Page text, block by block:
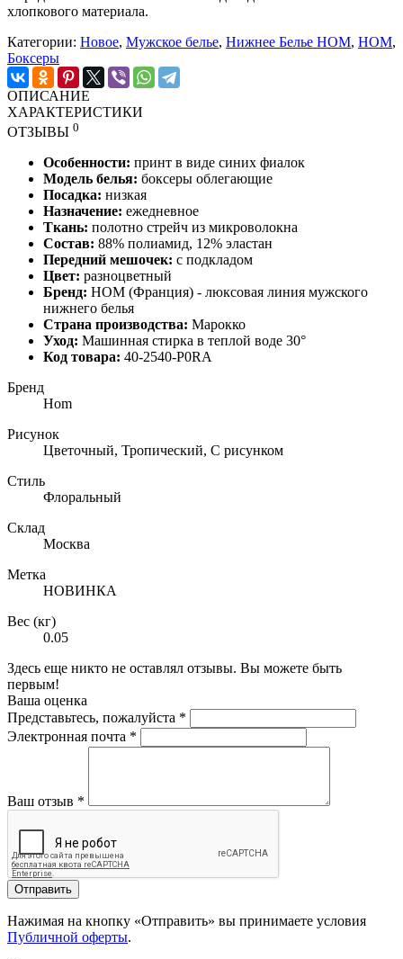
хлопкового материала.
Категории: Новое, Мужское белье, Нижнее Белье HOM, HOM,
Боксеры
ОПИСАНИЕ
ХАРАКТЕРИСТИКИ
ОТЗЫВЫ 0
Особенности: принт в виде синих фиалок
Модель белья: боксеры облегающие
Посадка: низкая
Назначение: ежедневное
Ткань: полотно стрейч из микроволокна
Состав: 88% полиамид, 12% эластан
Передний мешочек: с подкладом
Цвет: разноцветный
Бренд: HOM (Франция) - люксовая линия мужского
нижнего белья
Страна производства: Марокко
Уход: Машинная стирка в теплой воде 30°
Код товара: 40-2540-P0RA
Бренд
Hom
Рисунок
Цветочный, Тропический, С рисунком
Стиль
Флоральный
Склад
Москва
Метка
НОВИНКА
Вес (кг)
0.05
Здесь еще никто не оставлял отзывы. Вы можете быть
первым!
Ваша оценка
Представьтесь, пожалуйста *
Электронная почта *
Ваш отзыв *
Отправить
Нажимая на кнопку «Отправить» вы принимаете условия
Публичной оферты.